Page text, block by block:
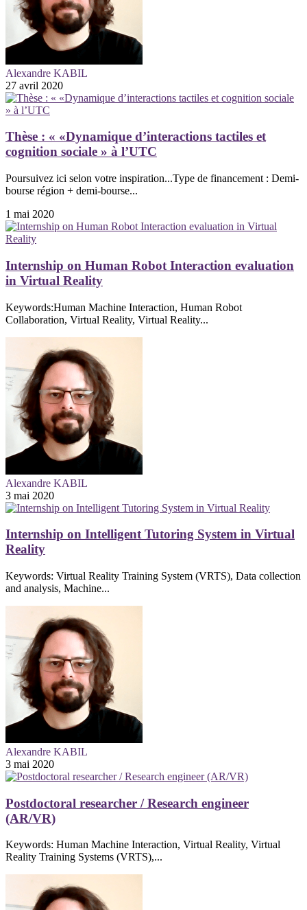
Alexandre KABIL
27 avril 2020
Thèse : « «Dynamique d’interactions tactiles et
cognition sociale » à l’UTC
Poursuivez ici selon votre inspiration...Type de financement : Demi-
bourse région + demi-bourse...
1 mai 2020
Internship on Human Robot Interaction evaluation
in Virtual Reality
Keywords:Human Machine Interaction, Human Robot
Collaboration, Virtual Reality, Virtual Reality...
Alexandre KABIL
3 mai 2020
Internship on Intelligent Tutoring System in Virtual
Reality
Keywords: Virtual Reality Training System (VRTS), Data collection
and analysis, Machine...
Alexandre KABIL
3 mai 2020
Postdoctoral researcher / Research engineer
(AR/VR)
Keywords: Human Machine Interaction, Virtual Reality, Virtual
Reality Training Systems (VRTS),...